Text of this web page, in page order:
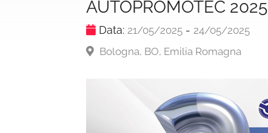
AUTOPROMOTEC 2025
Data: 21/05/2025 - 24/05/2025
Bologna, BO, Emilia Romagna